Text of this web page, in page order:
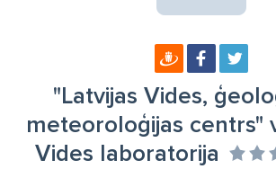
"Latvijas Vides,
meteoroloģijas centrs"
Vides laboratorija